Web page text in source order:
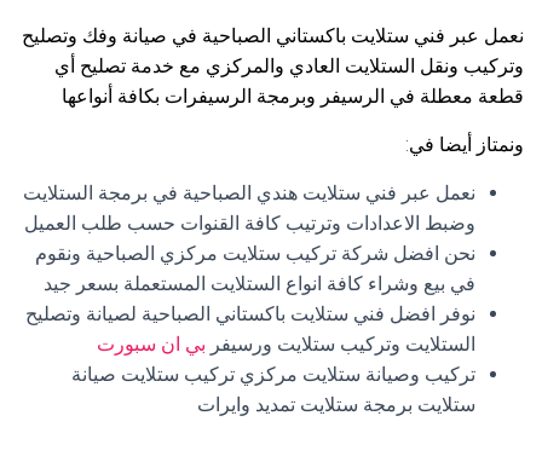
نعمل عبر فني ستلايت باكستاني الصباحية في صيانة وفك وتصليح
وتركيب ونقل الستلايت العادي والمركزي مع خدمة تصليح أي
قطعة معطلة في الرسيفر وبرمجة الرسيفرات بكافة أنواعها
ونمتاز أيضا في:
نعمل عبر فني ستلايت هندي الصباحية في برمجة الستلايت
وضبط الاعدادات وترتيب كافة القنوات حسب طلب العميل
نحن افضل شركة تركيب ستلايت مركزي الصباحية ونقوم
في بيع وشراء كافة انواع الستلايت المستعملة بسعر جيد
نوفر افضل فني ستلايت باكستاني الصباحية لصيانة وتصليح
الستلايت وتركيب ستلايت ورسيفر بي ان سبورت
تركيب وصيانة ستلايت مركزي تركيب ستلايت صيانة
ستلايت برمجة ستلايت تمديد وايرات